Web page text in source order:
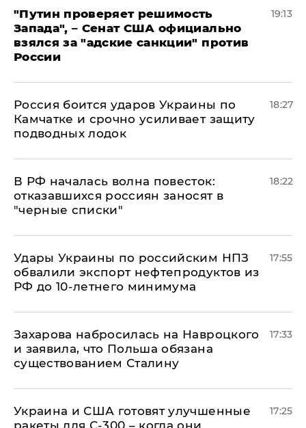
"Путин проверяет решимость
Запада", – Сенат США официально
взялся за "адские санкции" против
России
19:13
Россия боится ударов Украины по
Камчатке и срочно усиливает защиту
подводных лодок
18:27
​В РФ началась волна повесток:
отказавшихся россиян заносят в
"черные списки"
18:22
Удары Украины по российским НПЗ
обвалили экспорт нефтепродуктов из
РФ до 10-летнего минимума
17:55
​Захарова набросилась на Навроцкого
и заявила, что Польша обязана
существованием Сталину
17:33
Украина и США готовят улучшенные
ракеты для С-300 – когда они
17:25